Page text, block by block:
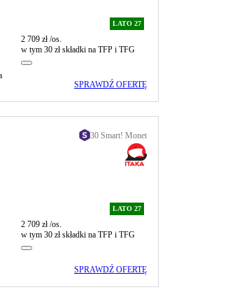
LATO 27
2 709 zł/os.
w tym 30 zł składki na TFP i TFG
SPRAWDŹ OFERTĘ
30 Smart! Monet
LATO 27
2 709 zł/os.
w tym 30 zł składki na TFP i TFG
SPRAWDŹ OFERTĘ